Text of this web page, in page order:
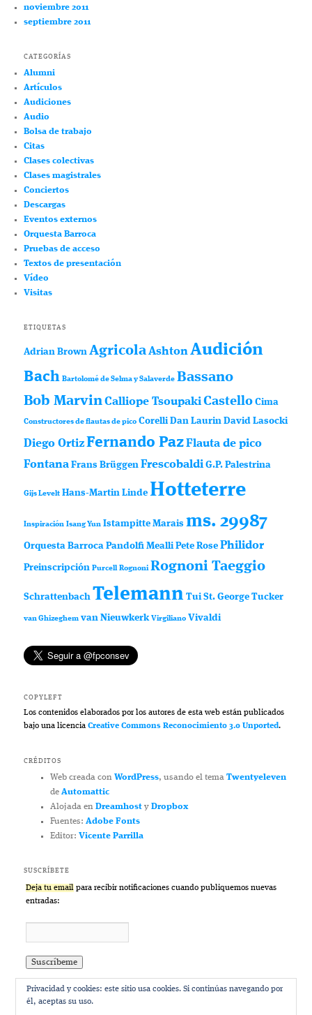
noviembre 2011
septiembre 2011
CATEGORÍAS
Alumni
Artículos
Audiciones
Audio
Bolsa de trabajo
Citas
Clases colectivas
Clases magistrales
Conciertos
Descargas
Eventos externos
Orquesta Barroca
Pruebas de acceso
Textos de presentación
Vídeo
Visitas
ETIQUETAS
Adrian Brown AgricolaAshtonAudición
Bach Bartolomé de Selma y Salaverde Bassano
Bob MarvinCalliope TsoupakiCastello Cima
Constructores de flautas de pico Corelli Dan Laurin David Lasocki
Diego OrtizFernando PazFlauta de pico
Fontana Frans Brüggen Frescobaldi G.P. Palestrina
Gijs Levelt Hans-Martin Linde Hotteterre
Inspiración Isang Yun Istampitte Marais ms. 29987
Orquesta Barroca Pandolfi Mealli Pete Rose Philidor
Preinscripción Purcell Rognoni Rognoni Taeggio
Schrattenbach Telemann Tui St. George Tucker
van Ghizeghem van Nieuwkerk Virgiliano Vivaldi
COPYLEFT
Los contenidos elaborados por los autores de esta web están publicados
bajo una licenciaCreative Commons Reconocimiento 3.0 Unported.
CRÉDITOS
Web creada con WordPress, usando el tema Twentyeleven
de Automattic
Alojada en Dreamhosty Dropbox
Fuentes: Adobe Fonts
Editor: Vicente Parrilla
SUSCRÍBETE
Deja tu email para recibir notificaciones cuando publiquemos nuevas
entradas:
Privacidad y cookies: este sitio usa cookies. Si continúas navegando por
él, aceptas su uso.